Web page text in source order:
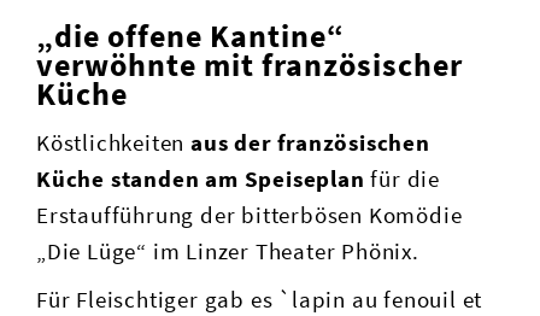
„die offene Kantine“
verwöhnte mit französischer
Küche
Köstlichkeiten aus der französischen
Küche standen am Speiseplan für die
Erstaufführung der bitterbösen Komödie
„Die Lüge“ im Linzer Theater Phönix.
Für Fleischtiger gab es `lapin au fenouil et